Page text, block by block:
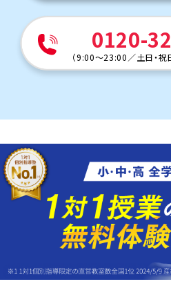
0120-
（9:00～23:00 ／土日・